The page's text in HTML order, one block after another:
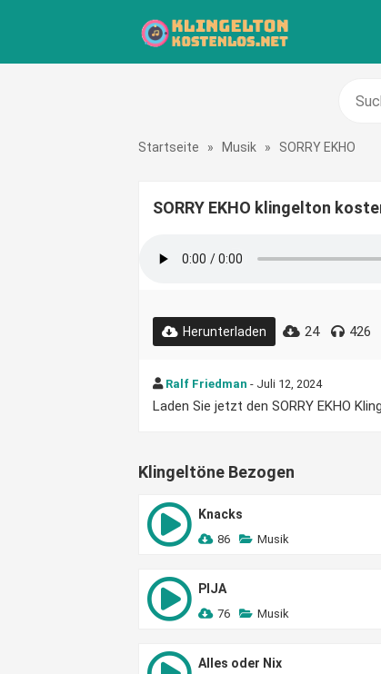
Startseite » Musik » SORRY EKHO
SORRY EKHO klingelton
Herunterladen 24 426
Ralf Friedman - Juli 12, 2024
Laden Sie jetzt den SORRY EKHO
Klingeltöne Bezogen
Knacks
86 Musik
PIJA
76 Musik
Alles oder Nix